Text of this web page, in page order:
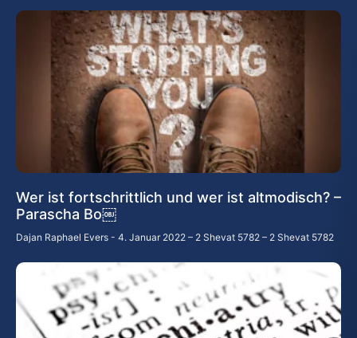
Wer ist fortschrittlich und wer ist altmodisch? –
Parascha Bo￼
Dajan Raphael Evers 4. Januar 2022 – 2 Shevat 5782 – 2 Shevat 5782